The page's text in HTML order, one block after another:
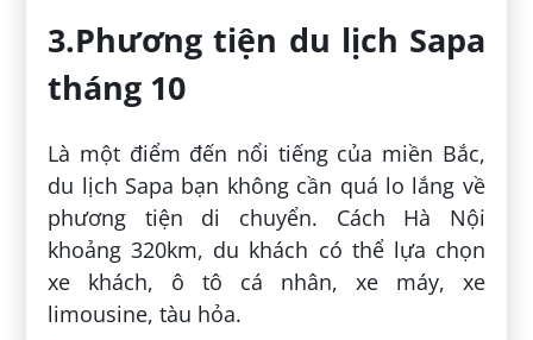
3.Phương tiện du lịch Sapa
tháng 10
Là một điểm đến nổi tiếng của miền Bắc,
du lịch Sapa bạn không cần quá lo lắng về
phương tiện di chuyển. Cách Hà Nội
khoảng 320km, du khách có thể lựa chọn
xe khách, ô tô cá nhân, xe máy, xe
limousine, tàu hỏa.